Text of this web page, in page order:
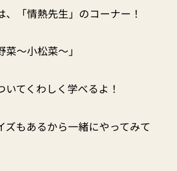
、「情熱先生」のコーナー！
〜小松菜〜」
てくわしく学べるよ！
ズもあるから一緒にやってみて